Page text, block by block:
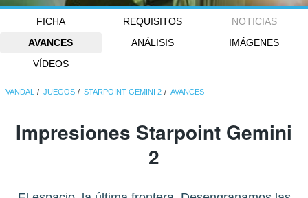
FICHA REQUISITOS
NOTICIAS
AVANCES
ANÁLISIS
IMÁGENES
VÍDEOS
VANDAL JUEGOS STARPOINT GEMINI 2 AVANCES
Impresiones Starpoint Gemini
2